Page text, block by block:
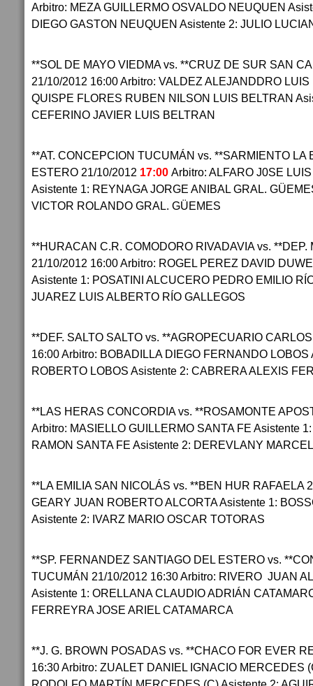
Arbitro: MEZA GUILLERMO OSVALDO NEUQUEN
DIEGO GASTON NEUQUEN Asistente 2: JULIO
**SOL DE MAYO VIEDMA vs. **CRUZ DE SUR SAN
21/10/2012 16:00 Arbitro: VALDEZ ALEJANDDRO
QUISPE FLORES RUBEN NILSON LUIS BELTRAN
CEFERINO JAVIER LUIS BELTRAN
**AT. CONCEPCION TUCUMÁN vs. **SARMIENTO LA
ESTERO 21/10/2012 17:00 Arbitro: ALFARO J0SE
Asistente 1: REYNAGA JORGE ANIBAL GRAL.
VICTOR ROLANDO GRAL. GÜEMES
**HURACAN C.R. COMODORO RIVADAVIA vs.
21/10/2012 16:00 Arbitro: ROGEL PEREZ DAVID
Asistente 1: POSATINI ALCUCERO PEDRO EMILIO
JUAREZ LUIS ALBERTO RÍO GALLEGOS
**DEF. SALTO SALTO vs. **AGROPECUARIO
16:00 Arbitro: BOBADILLA DIEGO FERNANDO
ROBERTO LOBOS Asistente 2: CABRERA ALEXIS
**LAS HERAS CONCORDIA vs. **ROSAMONTE
Arbitro: MASIELLO GUILLERMO SANTA FE Asistente
RAMON SANTA FE Asistente 2: DEREVLANY
**LA EMILIA SAN NICOLÁS vs. **BEN HUR RAFAELA
GEARY JUAN ROBERTO ALCORTA Asistente 1:
Asistente 2: IVARZ MARIO OSCAR TOTORAS
**SP. FERNANDEZ SANTIAGO DEL ESTERO vs.
TUCUMÁN 21/10/2012 16:30 Arbitro: RIVERO JUAN
Asistente 1: ORELLANA CLAUDIO ADRIÁN
FERREYRA JOSE ARIEL CATAMARCA
**J. G. BROWN POSADAS vs. **CHACO FOR EVER
16:30 Arbitro: ZUALET DANIEL IGNACIO MERCEDES